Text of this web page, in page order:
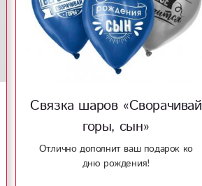
Связка шаров «Сворачивай
горы, сын»
Отлично дополнит ваш подарок ко
дню рождения!